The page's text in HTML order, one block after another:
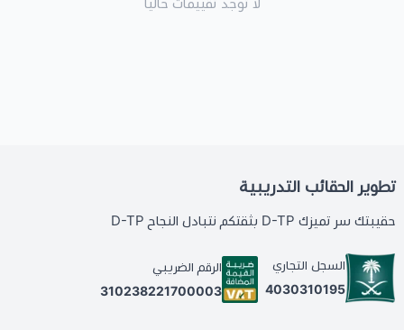
لا توجد تقييمات حاليا
تطوير الحقائب التدريبية
حقيبتك سر تميزك D-TP بثقتكم نتبادل النجاح D-TP
السجل التجاري
4030310195
الرقم الضريبي
310238221700003